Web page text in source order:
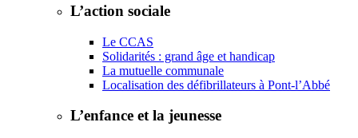
L’action sociale
Le CCAS
Solidarités : grand âge et handicap
La mutuelle communale
Localisation des défibrillateurs à Pont-l’Abbé
L’enfance et la jeunesse